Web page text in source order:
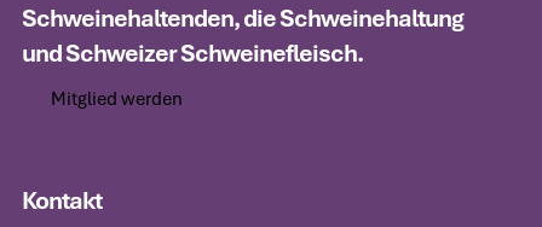
Schweinehaltenden, die Schweinehaltung
und Schweizer Schweinefleisch.
Mitglied werden
Kontakt